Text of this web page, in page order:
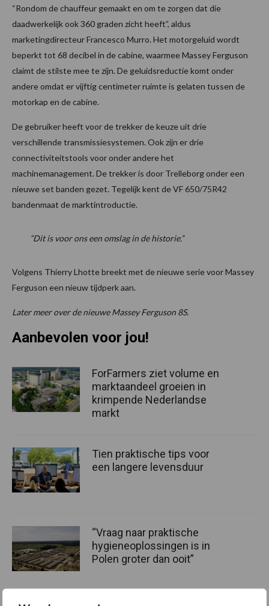
“Rondom de chauffeur gemaakt en om te zorgen dat die
daadwerkelijk ook 360 graden zicht heeft”, aldus
marketingdirecteur Francesco Murro. Het motorgeluid wordt
beperkt tot 68 decibel in de cabine, waarmee Massey Ferguson
claimt de stilste mee te zijn. De geluidsreductie komt onder
andere omdat er vijftig centimeter ruimte is gelaten tussen de
motorkap en de cabine.
De gebruiker heeft voor de trekker de keuze uit drie
verschillende transmissiesystemen. Ook zijn er drie
connectiviteitstools voor onder andere het
machinemanagement. De trekker is door Trelleborg onder een
nieuwe set banden gezet. Tegelijk kent de VF 650/75R42
bandenmaat de marktintroductie.
“Dit is voor ons een omslag in de historie.”
Volgens Thierry Lhotte breekt met de nieuwe serie voor Massey
Ferguson een nieuw tijdperk aan.
Later meer over de nieuwe Massey Ferguson 8S.
Aanbevolen voor jou!
ForFarmers ziet volume en
marktaandeel groeien in
krimpende Nederlandse
markt
Tien praktische tips voor
een langere levensduur
“Vraag naar praktische
hygieneoplossingen is in
Polen groter dan ooit”